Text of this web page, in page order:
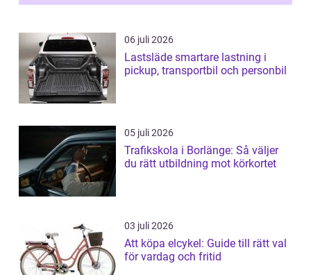
06 juli 2026
Lastsläde smartare lastning i
pickup, transportbil och personbil
05 juli 2026
Trafikskola i Borlänge: Så väljer
du rätt utbildning mot körkortet
03 juli 2026
Att köpa elcykel: Guide till rätt val
för vardag och fritid